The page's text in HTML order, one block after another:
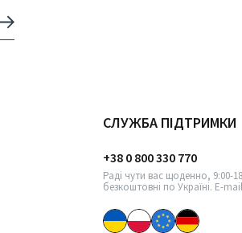
СЛУЖБА ПІДТРИМКИ
+38 0 800 330 770
Раді чути вас щоденно, 9:00-
безкоштовні по Україні. E-